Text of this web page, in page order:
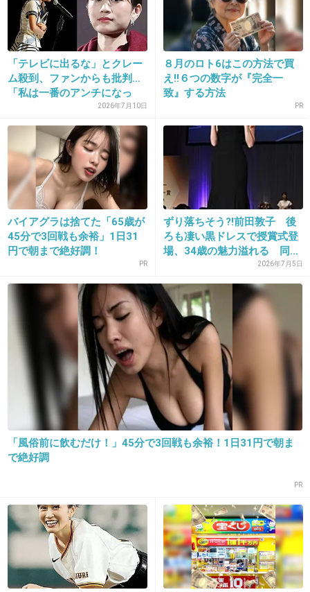
2014/10/17(金) 11:10:11
姫役じゃなくて村娘役っていいじゃん！
実力派揃いだから演技力も磨けるのでは？
+361 -47
2014/10/17(金) 11:10:28
華やかな役より、こーいう役のほうがお似合い
な気がする！
+341
2014/10/17(金) 11:10:33
え～出なくて良いよ。
+368 -48
2014/10/17(金) 11:10:35
「テレビに出るな」とクレー
ム殺到、ファンからも批判…
「私は一番のアンチになっ
2026年7月10日
８月のロト6はこの方法で買
え!!６つの数字が『完全一
致』する方法
PR
バイアグラは捨てた「65歳が
45分で3回戦も余裕」1日31
円で朝まで絶好調！
PR
ずり落ちそう?!前田敦子 後
ろも凄い黒ドレスで授賞式登
場、34歳の魅力溢れる 同...
2026年7月5日
「風俗前に飲むだけ！」45分で3回戦も余裕！1日31円で朝ま
で絶好調
PR